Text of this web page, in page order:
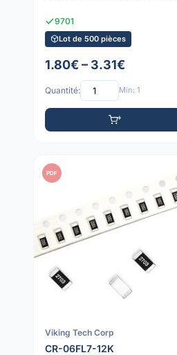
9701
Lot de 500 pièces
1.80€ – 3.31€
Quantité: Min: 1
PDF
Viking Tech Corp
CR-06FL7-12K